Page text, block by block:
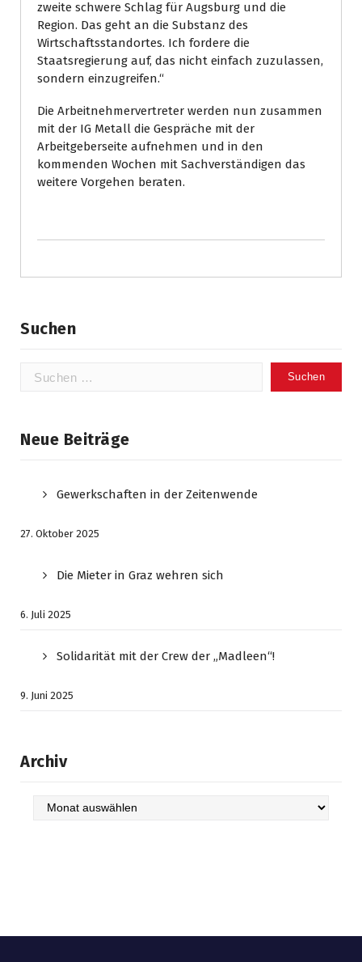
zweite schwere Schlag für Augsburg und die
Region. Das geht an die Substanz des
Wirtschaftsstandortes. Ich fordere die
Staatsregierung auf, das nicht einfach zuzulassen,
sondern einzugreifen.“
Die Arbeitnehmervertreter werden nun zusammen
mit der IG Metall die Gespräche mit der
Arbeitgeberseite aufnehmen und in den
kommenden Wochen mit Sachverständigen das
weitere Vorgehen beraten.
Suchen
Suchen
Neue Beiträge
Gewerkschaften in der Zeitenwende
27. Oktober 2025
Die Mieter in Graz wehren sich
6. Juli 2025
Solidarität mit der Crew der „Madleen“!
9. Juni 2025
Archiv
Archiv